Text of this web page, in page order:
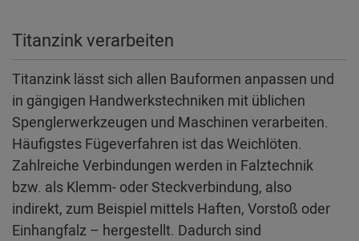
Titanzink verarbeiten
Titanzink lässt sich allen Bauformen anpassen und
in gängigen Handwerkstechniken mit üblichen
Spenglerwerkzeugen und Maschinen verarbeiten.
Häufigstes Fügeverfahren ist das Weichlöten.
Zahlreiche Verbindungen werden in Falztechnik
bzw. als Klemm- oder Steckverbindung, also
indirekt, zum Beispiel mittels Haften, Vorstoß oder
Einhangfalz – hergestellt. Dadurch sind